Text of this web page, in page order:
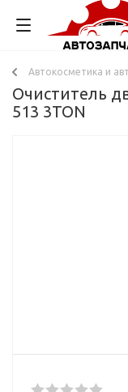
Автокосметика и
Очиститель
513 3TON